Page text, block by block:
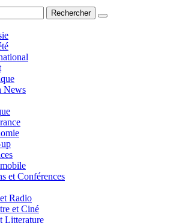
News
et Conférences
Radio
et Ciné
Litterature